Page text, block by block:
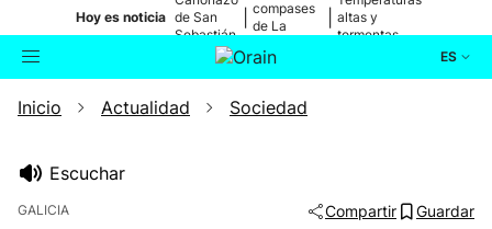
Hoy es noticia de San
Sebastián
compases
de La
altas y
tormentas
ES
Buscador Actualidad
Inicio Actualidad Sociedad
Escuchar
GALICIA Compartir Guardar